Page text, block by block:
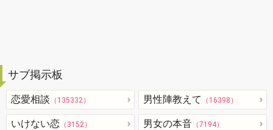
サブ掲示板
恋愛相談 （135332） 男性陣教えて （16398）
いけない恋 （3152） 男女の本音 （7194）